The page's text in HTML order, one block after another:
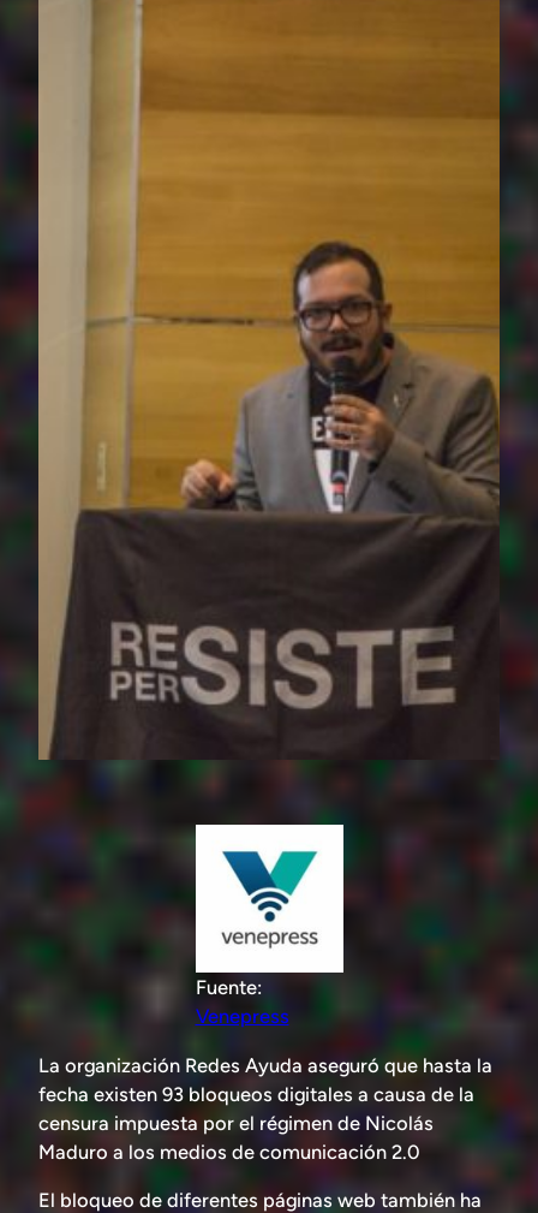
Fuente:
Venepress
La organización Redes Ayuda aseguró que hasta la
fecha existen 93 bloqueos digitales a causa de la
censura impuesta por el régimen de Nicolás
Maduro a los medios de comunicación 2.0
El bloqueo de diferentes páginas web también ha